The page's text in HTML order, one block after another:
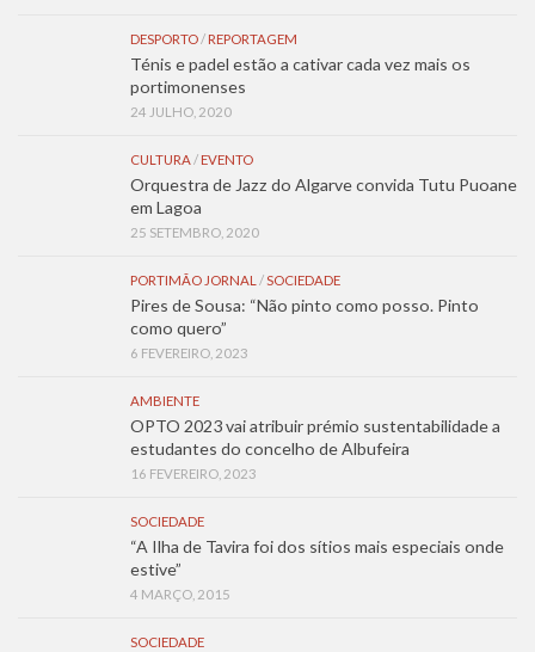
DESPORTO/ REPORTAGEM
Ténis e padel estão a cativar cada vez mais os
portimonenses
24 JULHO, 2020
CULTURA/ EVENTO
Orquestra de Jazz do Algarve convida Tutu Puoane
em Lagoa
25 SETEMBRO, 2020
PORTIMÃO JORNAL /SOCIEDADE
Pires de Sousa: “Não pinto como posso. Pinto
como quero”
6 FEVEREIRO, 2023
AMBIENTE
OPTO 2023 vai atribuir prémio sustentabilidade a
estudantes do concelho de Albufeira
16 FEVEREIRO, 2023
SOCIEDADE
“A Ilha de Tavira foi dos sítios mais especiais onde
estive”
4 MARÇO, 2015
SOCIEDADE